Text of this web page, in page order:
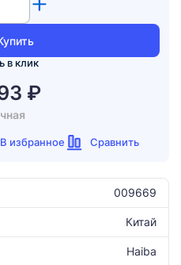
в клик
₽
В избранное Сравнить
009669
Китай
Haiba